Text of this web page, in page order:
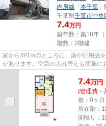
内房線 「 本千葉
千葉県千葉市中央
7.4万円
築年数：築18年
階数：2階建
家から491mのところに、薬や日用品
があります。空気の入れ替えも簡単に
発駅があると電車に座りやすい...
7.4万円
(管理費・
敷：0ヶ
所在階：
間取り：